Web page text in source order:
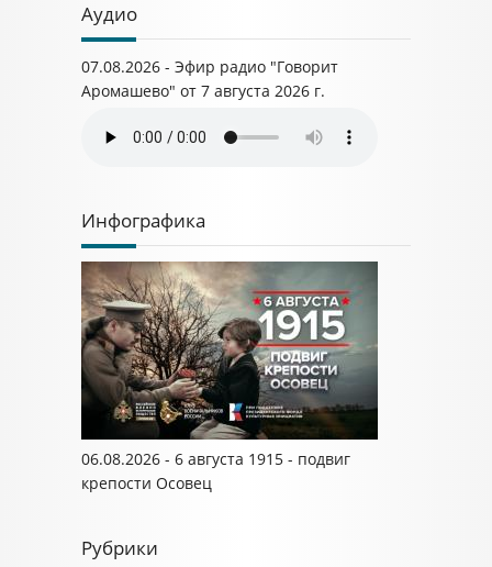
Аудио
07.08.2026 - Эфир радио "Говорит
Аромашево" от 7 августа 2026 г.
Инфографика
06.08.2026 - 6 августа 1915 - подвиг
крепости Осовец
Рубрики